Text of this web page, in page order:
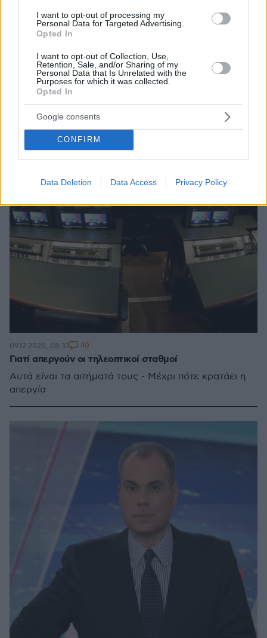
I want to opt-out of processing my
Personal Data for Targeted Advertising.
Opted In
I want to opt-out of Collection, Use,
Retention, Sale, and/or Sharing of my
Personal Data that Is Unrelated with the
Purposes for which it was collected.
Opted In
Google consents
CONFIRM
Data Deletion Data Access Privacy Policy
ραδιοφωνικών σταθμών ενώ κάλεσε την
αντιπολίτευση σε διάλογο προκειμένου να καθοριστεί
το πλαίσιο για την αδειοδότηση των περιφερειακών
τηλεοπτικών σταθμών
Γιατί απεργούν οι τηλεοπτικοί σταθμοί
Αυτά είναι τα αιτήματά τους - Μέχρι πότε κρατάει η
απεργία
09.12.2020, 08:31 40